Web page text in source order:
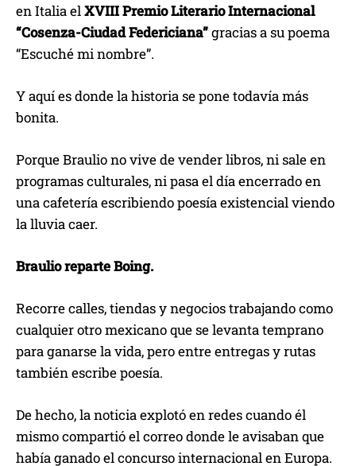
en Italia elXVIII Premio Literario Internacional
“Cosenza-Ciudad Federiciana”gracias a su poema
“Escuché mi nombre”.
Y aquí es donde la historia se pone todavía más
bonita.
Porque Braulio no vive de vender libros, ni sale en
programas culturales, ni pasa el día encerrado en
una cafetería escribiendo poesía existencial viendo
la lluvia caer.
Braulio reparte Boing.
Recorre calles, tiendas y negocios trabajando como
cualquier otro mexicano que se levanta temprano
para ganarse la vida, pero entre entregas y rutas
también escribe poesía.
De hecho, la noticia explotó en redes cuando él
mismo compartió el correo donde le avisaban que
había ganado el concurso internacional en Europa.